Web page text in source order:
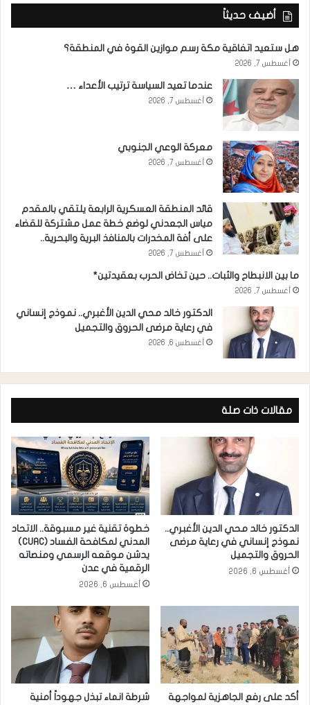
أضيف حديثاً
هل ستعيد اتفاقية مكة رسم موازين القوة في المنطقة؟
أغسطس 7, 2026
عندما تعيد السياسة ترتيب الأعداء …
أغسطس 7, 2026
معركة الوعي الجنوبي
أغسطس 7, 2026
قائد المنطقة العسكرية الرابعة يلتقي بالمقدم
مياس الجعدني لوضع خطة عمل مشتركة للقضاء
على أفة المخدرات بالمنافذ البرية والبحرية..
أغسطس 7, 2026
ما بين الانبطاح والثبات.. حين تخاض الحرب بعقيدتين*
أغسطس 7, 2026
الدكتور خالد محي الدين الأغبري.. نموذج إنساني
في رعاية مرضى الحروق والتجميل
أغسطس 6, 2026
مقالات ذات صلة
الدكتور خالد محي الدين الأغبري..
نموذج إنساني في رعاية مرضى
الحروق والتجميل
أغسطس 6, 2026
خطوة تقنية غير مسبوقة.. الاتحاد
المدني لمكافحة الفساد (CUAC)
يدشن موقعه الرسمي ومنصاته
الرقمية في عدن
أغسطس 6, 2026
أكد على رفع الجاهزية لمواجهة شرطة انماء تبذل جهوداً أمنية